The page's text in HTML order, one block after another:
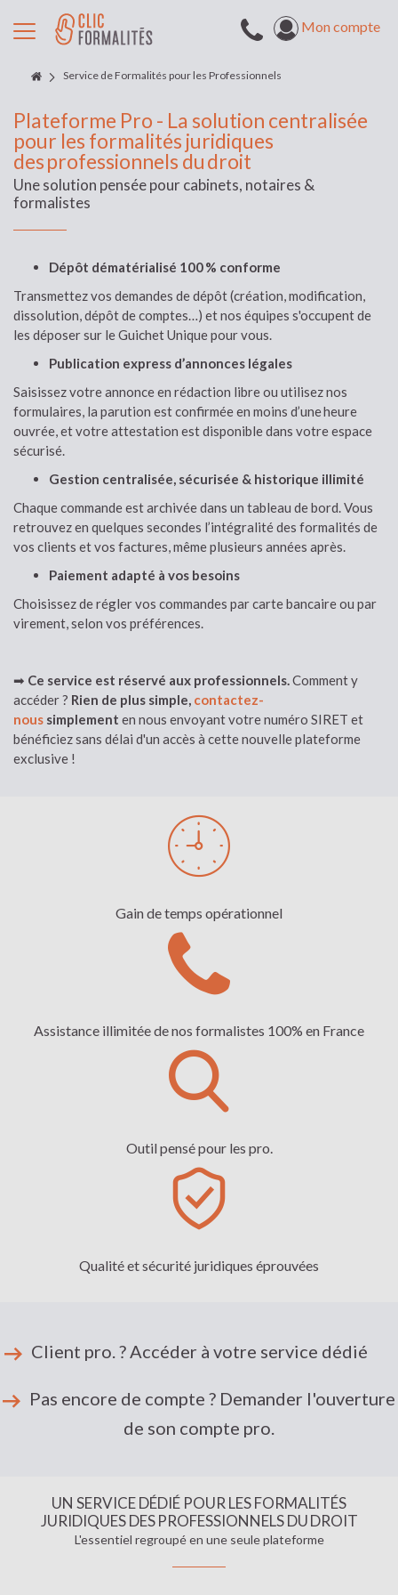
Mon compte
Service de Formalités pour les Professionnels
Plateforme Pro - La solution centralisée
pour les formalités juridiques
des professionnels du droit
Une solution pensée pour cabinets, notaires &
formalistes
Dépôt dématérialisé 100 % conforme
Transmettez vos demandes de dépôt (création, modification,
dissolution, dépôt de comptes…) et nos équipes s'occupent de
les déposer sur le Guichet Unique pour vous.
Publication express d’annonces légales
Saisissez votre annonce en rédaction libre ou utilisez nos
formulaires, la parution est confirmée en moins d’une heure
ouvrée, et votre attestation est disponible dans votre espace
sécurisé.
Gestion centralisée, sécurisée & historique illimité
Chaque commande est archivée dans un tableau de bord. Vous
retrouvez en quelques secondes l’intégralité des formalités de
vos clients et vos factures, même plusieurs années après.
Paiement adapté à vos besoins
Choisissez de régler vos commandes par carte bancaire ou par
virement, selon vos préférences.
➡ Ce service est réservé aux professionnels.Comment y
accéder ? Rien de plus simple, contactez-
nous simplement en nous envoyant votre numéro SIRET et
bénéficiez sans délai d'un accès à cette nouvelle plateforme
exclusive !
Gain de temps opérationnel
Assistance illimitée de nos formalistes 100% en France
Outil pensé pour les pro.
Qualité et sécurité juridiques éprouvées
Client pro. ? Accéder à votre service dédié
Pas encore de compte ? Demander l'ouverture
de son compte pro.
UN SERVICE DÉDIÉ POUR LES FORMALITÉS
JURIDIQUES DES PROFESSIONNELS DU DROIT
L'essentiel regroupé en une seule plateforme